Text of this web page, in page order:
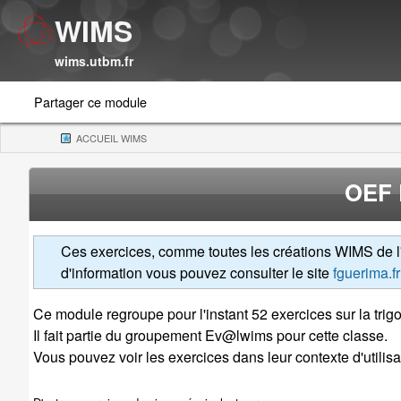
WIMS
wims.utbm.fr
Partager ce module
ACCUEIL WIMS(CURRENT)
Ces exercices, comme toutes les créations WIMS
d'information vous pouvez consulter le sitefguerima.fr
Ce module regroupe pour l'instant 52 exercices sur la
Il fait partie du groupement Ev@lwims pour cette classe.
Vous pouvez voir les exercices dans leur contexte